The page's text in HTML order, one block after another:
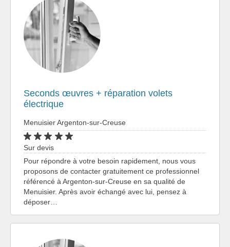
Seconds œuvres + réparation volets
électrique
Menuisier Argenton-sur-Creuse
Sur devis
Pour répondre à votre besoin rapidement, nous vous
proposons de contacter gratuitement ce professionnel
référencé à Argenton-sur-Creuse en sa qualité de
Menuisier. Après avoir échangé avec lui, pensez à
déposer…